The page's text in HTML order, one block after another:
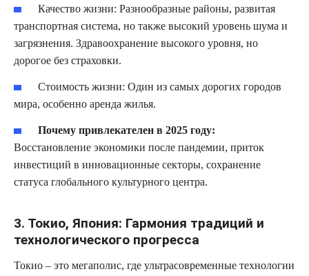
Качество жизни: Разнообразные районы, развитая
транспортная система, но также высокий уровень шума и
загрязнения. Здравоохранение высокого уровня, но
дорогое без страховки.
Стоимость жизни: Один из самых дорогих городов
мира, особенно аренда жилья.
Почему привлекателен в 2025 году:
Восстановление экономики после пандемии, приток
инвестиций в инновационные секторы, сохранение
статуса глобального культурного центра.
3. Токио, Япония: Гармония традиций и
технологического прогресса
Токио – это мегаполис, где ультрасовременные технологии